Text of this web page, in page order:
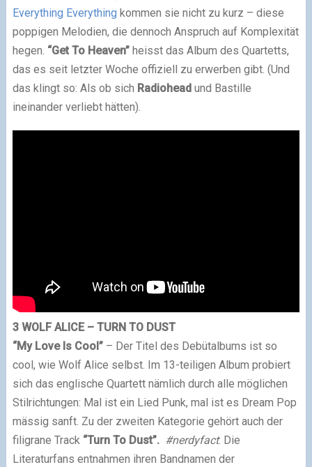
Everything Everything kommen sie nicht zu kurz – diese
poppigen Melodien, die dennoch Anspruch auf Komplexität
hegen. “Get To Heaven”heisst das Album des Quartetts,
das es seit letzter Woche offiziell zu erwerben gibt. (Und
das klingt so: Als ob sich Radiohead und Bastille
ineinander verliebt hätten).
3 WOLF ALICE – TURN TO DUST
“My Love Is Cool”– Der Titel des Debütalbums ist so
cool, wie Wolf Alice selbst. Im 13-teiligen Album probiert
sich das englische Quartett nämlich durch alle möglichen
Stilrichtungen: Mal ist ein Lied Punk, mal ist es Dream Pop
mässig sanft. Zu der zweiten Kategorie gehört auch der
filigrane Track “Turn To Dust”. #nerdyfact: Die
Literaturfans entnahmen ihren Bandnamen der